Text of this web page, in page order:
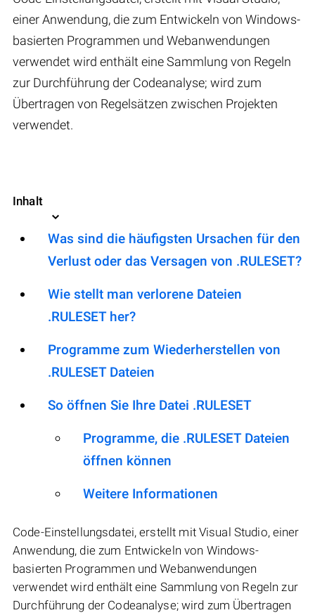
einer Anwendung, die zum Entwickeln von Windows-
basierten Programmen und Webanwendungen
verwendet wird enthält eine Sammlung von Regeln
zur Durchführung der Codeanalyse; wird zum
Übertragen von Regelsätzen zwischen Projekten
verwendet.
Inhalt
Was sind die häufigsten Ursachen für den
Verlust oder das Versagen von .RULESET?
Wie stellt man verlorene Dateien
.RULESET her?
Programme zum Wiederherstellen von
.RULESET Dateien
So öffnen Sie Ihre Datei .RULESET
Programme, die .RULESET Dateien
öffnen können
Weitere Informationen
Code-Einstellungsdatei, erstellt mit Visual Studio, einer
Anwendung, die zum Entwickeln von Windows-
basierten Programmen und Webanwendungen
verwendet wird enthält eine Sammlung von Regeln zur
Durchführung der Codeanalyse; wird zum Übertragen